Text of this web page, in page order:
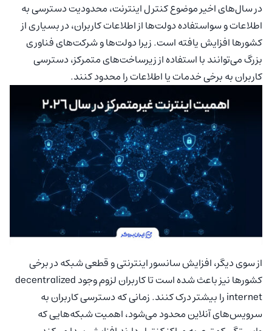
در سال‌های اخیر موضوع کنترل اینترنت، محدودیت دسترسی به
اطلاعات و سواستفاده دولت‌ها از اطلاعات کاربران، در بسیاری از
کشورها افزایش یافته است. زیرا دولت‌ها و شرکت‌های فناوری
بزرگ می‌توانند با استفاده از زیرساخت‌های متمرکز، دسترسی
کاربران به برخی خدمات یا اطلاعات را محدود کنند.
از سوی دیگر، افزایش سانسور اینترنتی و قطعی شبکه در برخی
کشورها نیز باعث شده است تا کاربران لزوم وجود decentralized
internet را بیشتر درک کنند. زمانی که دسترسی کاربران به
سرویس‌های آنلاین محدود می‌شود، اهمیت شبکه‌هایی که